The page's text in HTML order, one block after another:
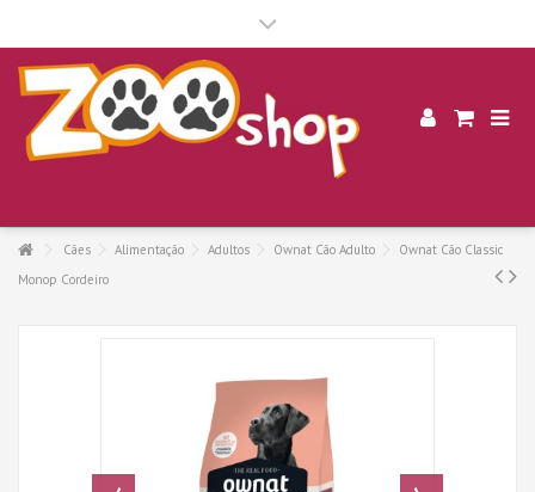
Cães Alimentação Adultos Ownat Cão Adulto
Ownat Cão Classic
Monop Cordeiro